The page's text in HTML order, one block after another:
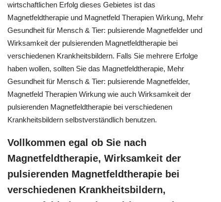
wirtschaftlichen Erfolg dieses Gebietes ist das
Magnetfeldtherapie und Magnetfeld Therapien Wirkung, Mehr
Gesundheit für Mensch & Tier: pulsierende Magnetfelder und
Wirksamkeit der pulsierenden Magnetfeldtherapie bei
verschiedenen Krankheitsbildern. Falls Sie mehrere Erfolge
haben wollen, sollten Sie das Magnetfeldtherapie, Mehr
Gesundheit für Mensch & Tier: pulsierende Magnetfelder,
Magnetfeld Therapien Wirkung wie auch Wirksamkeit der
pulsierenden Magnetfeldtherapie bei verschiedenen
Krankheitsbildern selbstverständlich benutzen.
Vollkommen egal ob Sie nach
Magnetfeldtherapie, Wirksamkeit der
pulsierenden Magnetfeldtherapie bei
verschiedenen Krankheitsbildern,